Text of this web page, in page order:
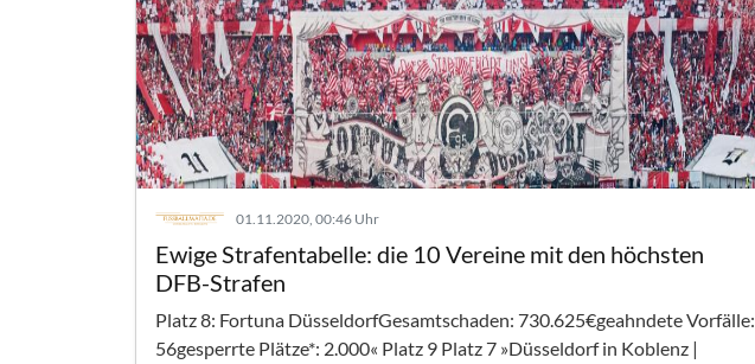
01.11.2020, 00:46 Uhr
Ewige Strafentabelle: die 10 Vereine mit den höchsten
DFB-Strafen
Platz 8: Fortuna DüsseldorfGesamtschaden: 730.625€geahndete Vorfälle:
56gesperrte Plätze*: 2.000« Platz 9 Platz 7 »Düsseldorf in Koblenz |